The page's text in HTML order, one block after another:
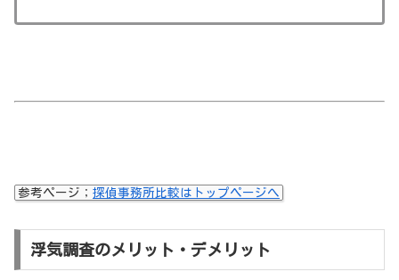
参考ページ； 探偵事務所比較はトップページへ
浮気調査のメリット・デメリット